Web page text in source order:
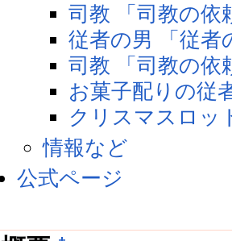
司教 「司教の依
従者の男 「従者
司教 「司教の依
お菓子配りの従
クリスマスロッ
情報など
公式ページ